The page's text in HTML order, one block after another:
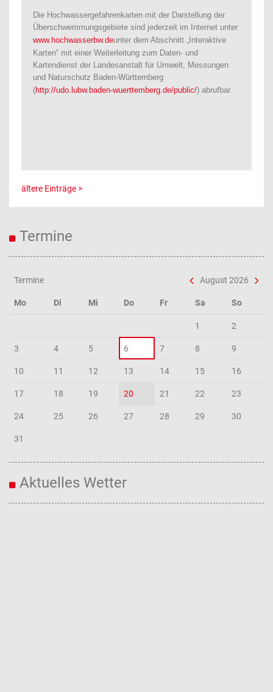
Die Hochwassergefahrenkarten mit der Darstellung der
Überschwemmungsgebiete sind jederzeit im Internet unter
www.hochwasserbw.deunter dem Abschnitt „Interaktive
Karten“ mit einer Weiterleitung zum Daten- und
Kartendienst der Landesanstalt für Umwelt, Messungen
und Naturschutz Baden-Württemberg
(http://udo.lubw.baden-wuerttemberg.de/public/) abrufbar.
ältere Einträge >
Termine
Termine August 2026
Mo Di Mi Do Fr Sa So
1 2
3 4 5 6 7 8 9
10 11 12 13 14 15 16
17 18 19 20 21 22 23
24 25 26 27 28 29 30
31
Aktuelles Wetter